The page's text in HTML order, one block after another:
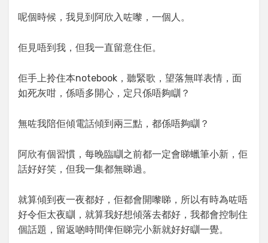
呢個時候，我見到阿欣入咗嚟，一個人。
佢見唔到我，但我一直留意住佢。
佢手上拎住本notebook，聽緊歌，望落無咩表情，面
如死灰咁，係唔多開心，定只係唔夠瞓？
無咗我陪佢傾電話傾到兩三點，都係唔夠瞓？
阿欣有個習慣，每晚臨瞓之前都一定會睇蠟筆小新，佢
話好好笑，但我一集都無睇過。
就算傾到夜一夜都好，佢都會開嚟睇，所以有時為咗唔
好令佢太夜瞓，就算我好想傾落去都好，我都會控制住
個話題，留返啲時間俾佢睇完小新就好好瞓一覺。